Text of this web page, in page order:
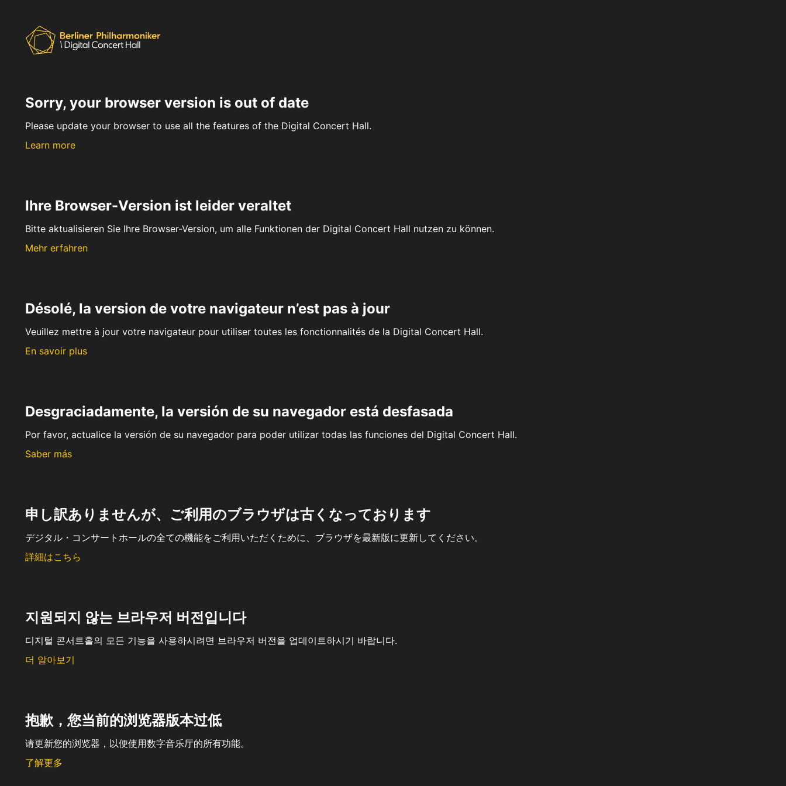
Sorry, your browser version is out of date
Please update your browser to use all the features of the Digital Concert Hall.
Learn more
Ihre Browser-Version ist leider veraltet
Bitte aktualisieren Sie Ihre Browser-Version, um alle Funktionen der Digital Concert Hall nutzen zu können.
Mehr erfahren
Désolé, la version de votre navigateur n’est pas à jour
Veuillez mettre à jour votre navigateur pour utiliser toutes les fonctionnalités de la Digital Concert Hall.
En savoir plus
Desgraciadamente, la versión de su navegador está desfasada
Por favor, actualice la versión de su navegador para poder utilizar todas las funciones del Digital Concert Hall.
Saber más
申し訳ありませんが、ご利用のブラウザは古くなっております
デジタル・コンサートホールの全ての機能をご利用いただくために、ブラウザを最新版に更新してください。
詳細はこちら
지원되지 않는 브라우저 버전입니다
디지털 콘서트홀의 모든 기능을 사용하시려면 브라우저 버전을 업데이트하시기 바랍니다.
더 알아보기
抱歉，您当前的浏览器版本过低
请更新您的浏览器，以便使用数字音乐厅的所有功能。
了解更多